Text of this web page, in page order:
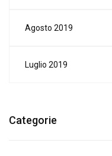
Agosto 2019
Luglio 2019
Categorie